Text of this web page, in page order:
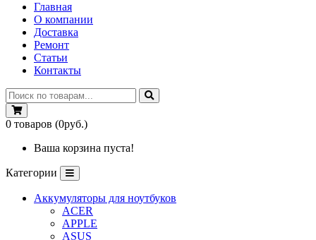
Главная
О компании
Доставка
Ремонт
Статьи
Контакты
0 товаров (0руб.)
Ваша корзина пуста!
Категории
Аккумуляторы для ноутбуков
ACER
APPLE
ASUS